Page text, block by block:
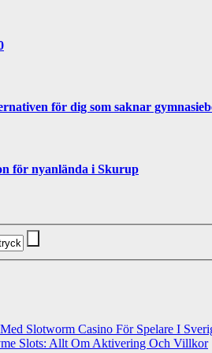
för dig som saknar
för nyanlända i Skurup
Slotworm Casino För Spelare I
Slots: Allt Om Aktivering Och Villkor